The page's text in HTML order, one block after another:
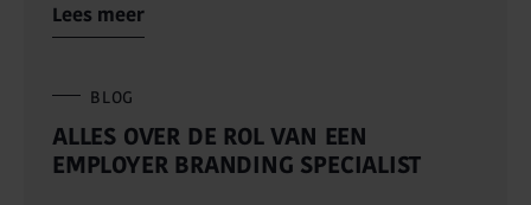
Lees meer
BLOG
ALLES OVER DE ROL VAN EEN
EMPLOYER BRANDING SPECIALIST